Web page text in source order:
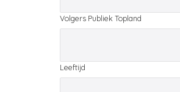
Volgers Publiek Topland
Leeftijd